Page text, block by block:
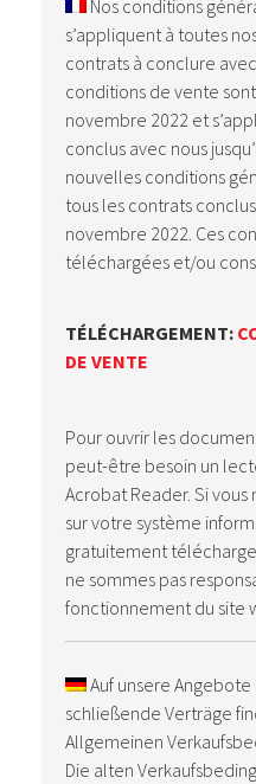
Nos conditions
s’appliquent à toutes
contrats à conclure
conditions de vente
novembre 2022 et
conclus avec nous
nouvelles conditions
tous les contrats
novembre 2022. Ces
téléchargées et/ou
TÉLÉCHARGEMENT:
DE VENTE
Pour ouvrir les
peut-être besoin un
Acrobat Reader. Si vous
sur votre système
gratuitement
ne sommes pas
fonctionnement du site
Auf unsere Angebote
schließende Verträge
Allgemeinen
Die alten